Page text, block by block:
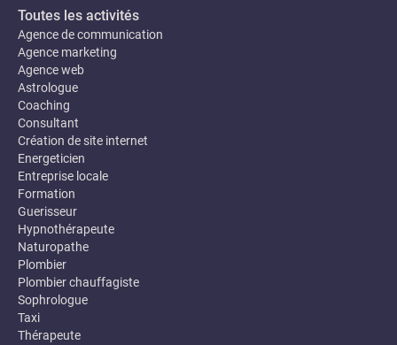
Toutes les activités
Agence de communication
Agence marketing
Agence web
Astrologue
Coaching
Consultant
Création de site internet
Energeticien
Entreprise locale
Formation
Guerisseur
Hypnothérapeute
Naturopathe
Plombier
Plombier chauffagiste
Sophrologue
Taxi
Thérapeute